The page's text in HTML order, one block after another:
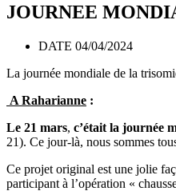
JOURNEE
DATE 04/04/2024
La journée mondiale de la
A Raharianne :
Le 21 mars, c’était la journée
21). Ce jour-là, nous sommes
Ce projet original est une jolie
participant à l’opération «